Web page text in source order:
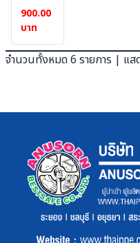
การ์ด
คลุม
คาง
เลนส์
BESTSAFE
900.00
บาท
จำนวนทั้งหมด 6 รายการ | แส